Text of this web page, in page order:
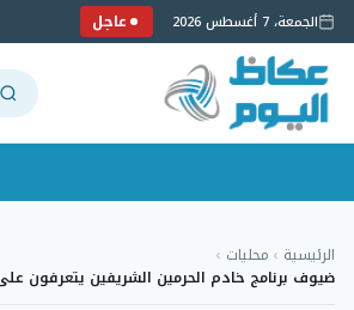
الجمعة، 7 أغسطس 2026 عاجل
إلى
المحتوى
الرئيسية › محليات ›
ضيوف برنامج خادم الحرمين الشريفين يتعرفون